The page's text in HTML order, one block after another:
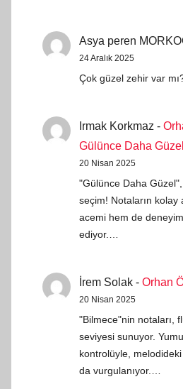
Asya peren
24 Aralık 2025
Çok güzel zehir var
Irmak Korkmaz -
Gülünce Daha Güzel
20 Nisan 2025
"Gülünce Daha
seçim! Notaların kolay
acemi hem de
ediyor.…
İrem Solak - Orhan
20 Nisan 2025
"Bilmece"nin notaları,
seviyesi sunuyor.
kontrolüyle, melodideki
da vurgulanıyor.…